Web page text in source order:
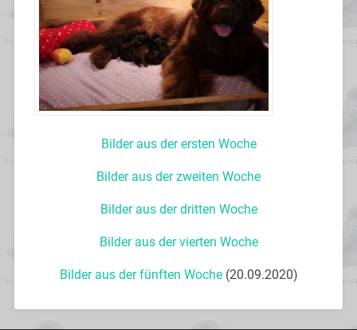
Bilder aus der ersten Woche
Bilder aus der zweiten Woche
Bilder aus der dritten Woche
Bilder aus der vierten Woche
Bilder aus der fünften Woche(20.09.2020)